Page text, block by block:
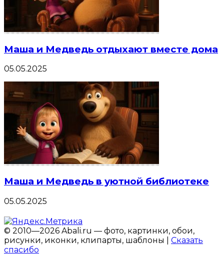
Маша и Медведь отдыхают вместе дома
05.05.2025
Маша и Медведь в уютной библиотеке
05.05.2025
© 2010—2026 Abali.ru — фото, картинки, обои,
рисунки, иконки, клипарты, шаблоны | Сказать
спасибо